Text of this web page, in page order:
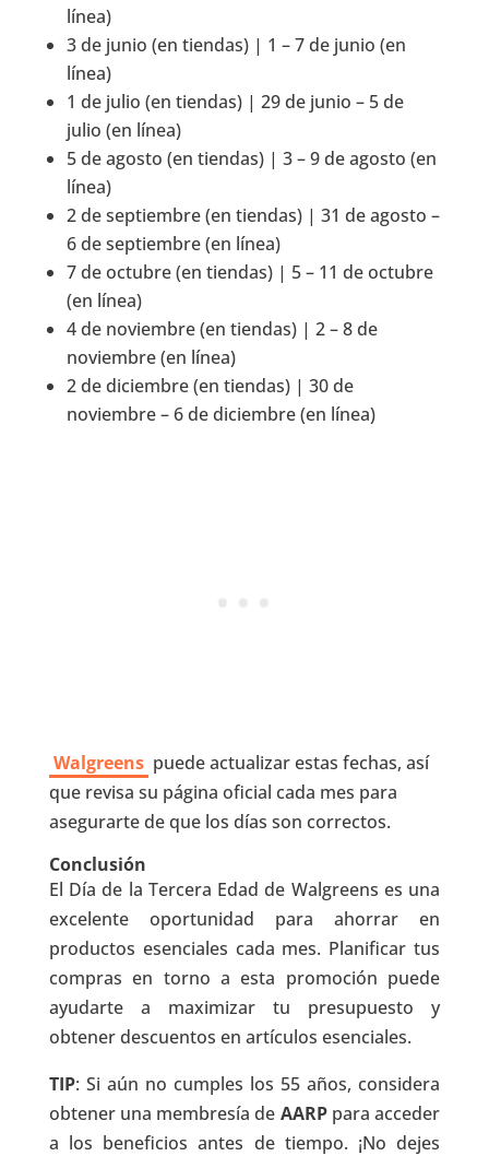
línea)
3 de junio (en tiendas) | 1 – 7 de junio (en
línea)
1 de julio (en tiendas) | 29 de junio – 5 de
julio (en línea)
5 de agosto (en tiendas) | 3 – 9 de agosto (en
línea)
2 de septiembre (en tiendas) | 31 de agosto –
6 de septiembre (en línea)
7 de octubre (en tiendas) | 5 – 11 de octubre
(en línea)
4 de noviembre (en tiendas) | 2 – 8 de
noviembre (en línea)
2 de diciembre (en tiendas) | 30 de
noviembre – 6 de diciembre (en línea)
Walgreens puede actualizar estas fechas, así
que revisa su página oficial cada mes para
asegurarte de que los días son correctos.
Conclusión
El Día de la Tercera Edad de Walgreens es una
excelente oportunidad para ahorrar en
productos esenciales cada mes. Planificar tus
compras en torno a esta promoción puede
ayudarte a maximizar tu presupuesto y
obtener descuentos en artículos esenciales.
TIP: Si aún no cumples los 55 años, considera
obtener una membresía de AARPpara acceder
a los beneficios antes de tiempo. ¡No dejes